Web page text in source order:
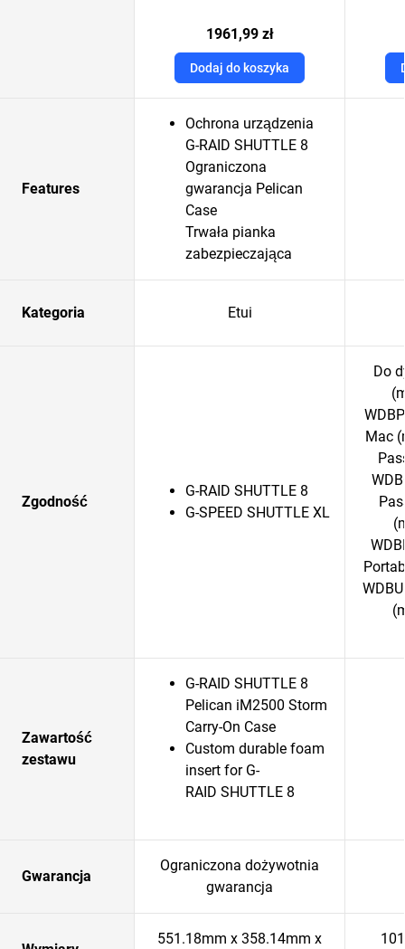
1961,99 zł
Dodaj do koszyka
Features
Ochrona urządzenia
G-RAID SHUTTLE 8
Ograniczona
gwarancja Pelican
Case
Trwała pianka
zabezpieczająca
Kategoria Etui
Zgodność
G-RAID SHUTTLE 8
G-SPEED SHUTTLE XL
Do
Mac
Zawartość
zestawu
G-RAID SHUTTLE 8
Pelican iM2500 Storm
Carry-On Case
Custom durable foam
insert for G-
RAID SHUTTLE 8
Gwarancja
Ograniczona dożywotnia
gwarancja
551.18mm x 358.14mm x